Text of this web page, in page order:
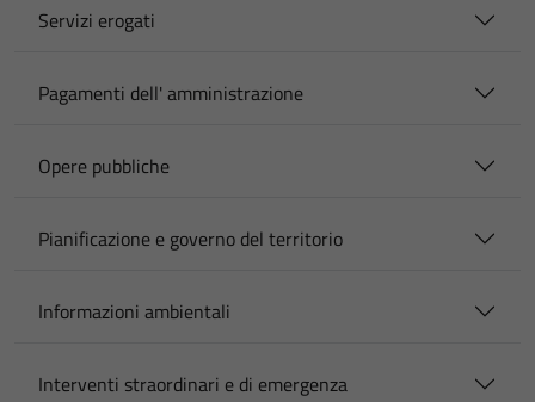
Servizi erogati
Pagamenti dell' amministrazione
Opere pubbliche
Pianificazione e governo del territorio
Informazioni ambientali
Interventi straordinari e di emergenza